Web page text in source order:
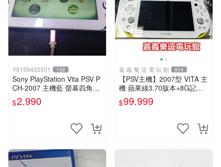
Y9199433501 132
Sony PlayStation Vita PSV P
CH-2007 主機藍 螢幕四角略
暗 可安裝遊戲 系統3.74書
$2,990
嘉 義 樂 逗 電 玩 館 614
【PSV主機】2007型 VITA 主
機 蘋果綠3.70版本+8G記憶
卡+螢幕保護貼【9成新】✪中
古二手✪嘉義樂逗電玩館
$99,999